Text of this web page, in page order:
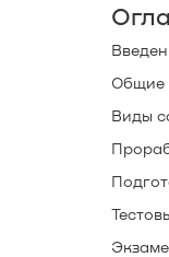
Общие
Виды